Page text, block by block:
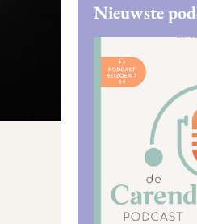
Nieuwste